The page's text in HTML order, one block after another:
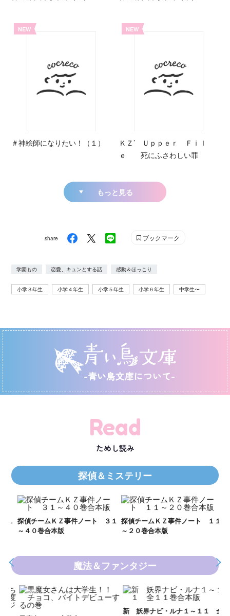
NEW
＃神絵師になりたい！（１）
NEW
ＫＺ’ Ｕｐｐｅｒ Ｆｉｌ
ｅ 死にふさわしい罪
もっと見る
share ブックマーク
学園もの 恋愛、キュンとする話 感動＆ほっこり
小学３年生 小学４年生 小学５年生 小学６年生 中学生〜
-青い鳥文庫について-
Read
ためし読み
探偵＆ミステリー
探偵チームＫＺ事件ノート ３１
～４０巻合本版
探偵チームＫＺ事件ノート １１
～２０巻合本版
魔法＆ファンタジー
新 妖界ナビ・ルナ１～１１ 全